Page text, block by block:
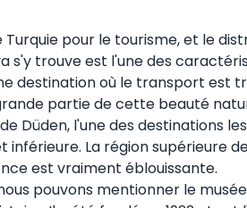
pour le tourisme, et le
trouve est l'une des
destination où le transport est
partie de cette beauté
l'une des destinations
La région supérieure
est vraiment éblouissante.
pouvons mentionner le